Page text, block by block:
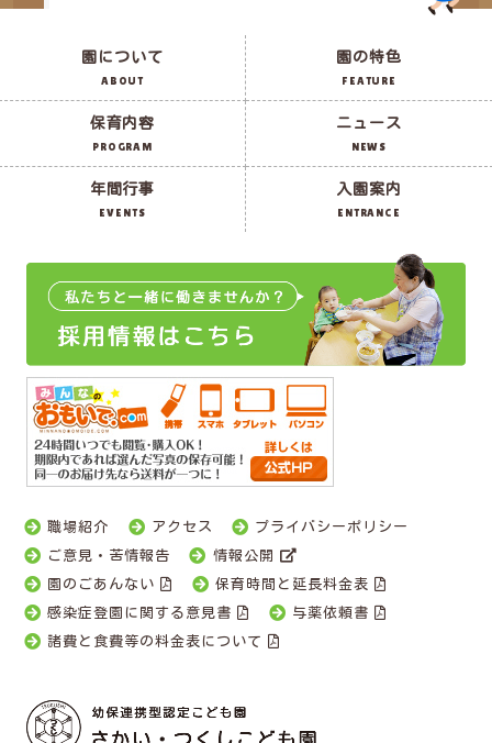
園について
ABOUT
園の特色
FEATURE
保育内容
PROGRAM
ニュース
NEWS
年間行事
EVENTS
入園案内
ENTRANCE
職場紹介 アクセス
プライバシーポリシー
ご意見・苦情報告
情報公開
園のごあんない
保育時間と延長料金表
感染症登園に関する意見書
与薬依頼書
諸費と食費等の料金表について